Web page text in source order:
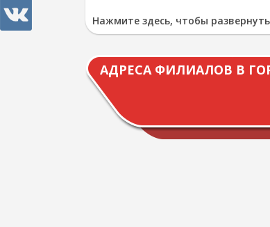
Нажмите здесь, чтобы
АДРЕСА ФИЛИАЛОВ В